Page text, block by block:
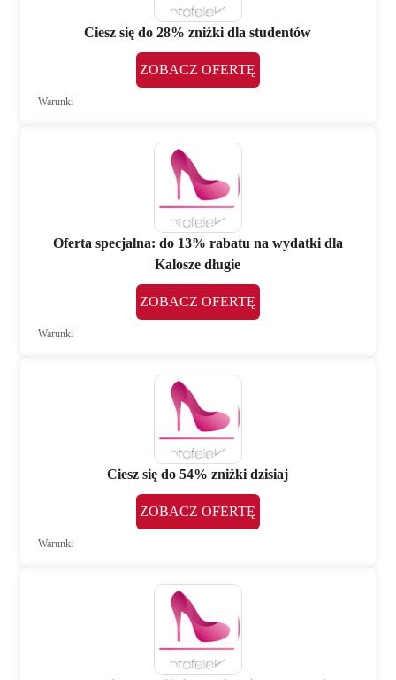
Ciesz się do 28% zniżki dla studentów
ZOBACZ OFERTĘ
Warunki
Oferta specjalna: do 13% rabatu na wydatki dla
Kalosze długie
ZOBACZ OFERTĘ
Warunki
Ciesz się do 54% zniżki dzisiaj
ZOBACZ OFERTĘ
Warunki